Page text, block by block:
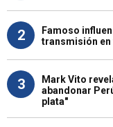
2
Famoso
transmisión en
3
Mark Vito
abandonar
plata"